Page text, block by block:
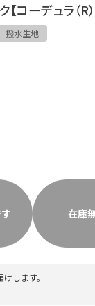
コーデュラ（R）
撥水生地
在庫
します。